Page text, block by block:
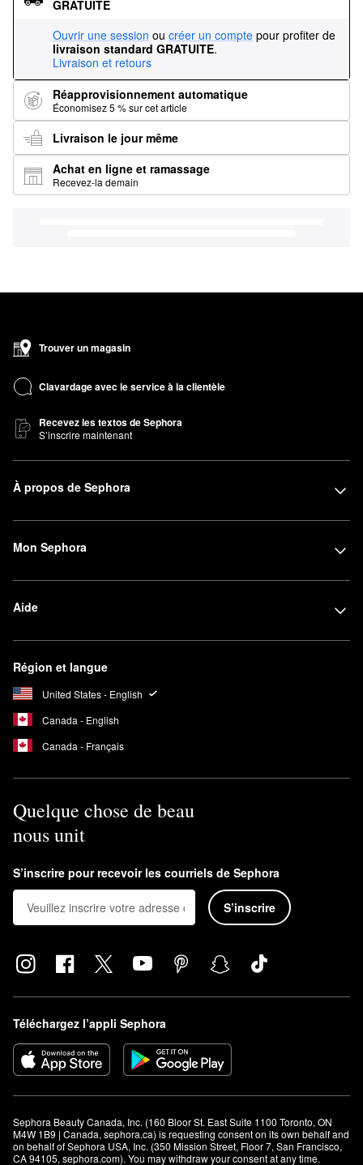
GRATUITE
Ouvrir une session ou créer un compte pour profiter de
livraison standard GRATUITE.
Livraison et retours
Réapprovisionnement automatique
Économisez 5 % sur cet article
Livraison le jour même
Achat en ligne et ramassage
Recevez-la demain
Trouver un magasin
Clavardage avec le service à la clientèle
Recevez les textos de Sephora
S’inscrire maintenant
À propos de Sephora
Mon Sephora
Aide
Région et langue
United States - English
Canada - English
Canada - Français
Quelque chose de beau
nous unit
S’inscrire pour recevoir les courriels de Sephora
S’inscrire
Téléchargez l’appli Sephora
Sephora Beauty Canada, Inc. (160 Bloor St. East Suite 1100 Toronto, ON
M4W 1B9 | Canada, sephora.ca) is requesting consent on its own behalf and
on behalf of Sephora USA, Inc. (350 Mission Street, Floor 7, San Francisco,
CA 94105, sephora.com). You may withdraw your consent at any time.